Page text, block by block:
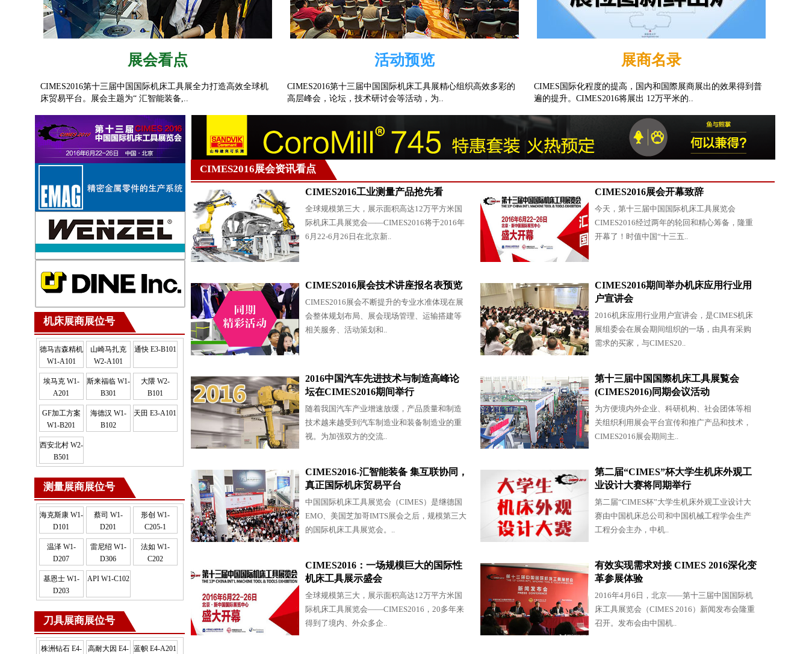
展会看点
CIMES2016第十三届中国国际机床工具展全力打造高效全球机
床贸易平台。展会主题为“ 汇智能装备,..
活动预览
CIMES2016第十三届中国国际机床工具展精心组织高效多彩的
高层峰会，论坛，技术研讨会等活动，为..
展商名录
CIMES国际化程度的提高，国内和国際展商展出的效果得到普
遍的提升。CIMES2016将展出 12万平米的..
CIMES2016展会资讯看点
CIMES2016工业测量产品抢先看
全球规模第三大，展示面积高达12万平方米国
际机床工具展览会——CIMES2016将于2016年
6月22-6月26日在北京新..
CIMES2016展会开幕致辞
今天，第十三届中国国际机床工具展览会
CIMES2016经过两年的轮回和精心筹备，隆重
开幕了！时值中国“十三五..
CIMES2016展会技术讲座报名表预览
CIMES2016展会不断提升的专业水准体现在展
会整体规划布局、展会现场管理、运输搭建等
相关服务、活动策划和..
CIMES2016期间举办机床应用行业用
户宣讲会
2016机床应用行业用户宣讲会，是CIMES机床
展组委会在展会期间组织的一场，由具有采购
需求的买家，与CIMES20..
2016中国汽车先进技术与制造高峰论
坛在CIMES2016期间举行
随着我国汽车产业增速放缓，产品质量和制造
技术越来越受到汽车制造业和装备制造业的重
视。为加强双方的交流..
第十三届中国国際机床工具展覧会
(CIMES2016)同期会议活动
为方便境内外企业、科研机构、社会团体等相
关组织利用展会平台宣传和推广产品和技术，
CIMES2016展会期间主..
CIMES2016-汇智能装备 集互联协同，
真正国际机床贸易平台
中国国际机床工具展览会（CIMES）是继德国
EMO、美国芝加哥IMTS展会之后，规模第三大
的国际机床工具展览会。..
第二届“CIMES”杯大学生机床外观工
业设计大赛将同期举行
第二届“CIMES杯”大学生机床外观工业设计大
赛由中国机床总公司和中国机械工程学会生产
工程分会主办，中机..
CIMES2016：一场规模巨大的国际性
机床工具展示盛会
全球规模第三大，展示面积高达12万平方米国
际机床工具展览会——CIMES2016，20多年来
得到了境内、外众多企..
有效实现需求对接 CIMES 2016深化变
革参展体验
2016年4月6日，北京——第十三届中国国际机
床工具展览会（CIMES 2016）新闻发布会隆重
召开。发布会由中国机..
机床展商展位号
德马吉森精机
W1-A101
山崎马扎克
W2-A101
通快 E3-B101
埃马克 W1-
A201
斯来福临 W1-
B301
大隈 W2-
B101
GF加工方案
W1-B201
海德汉 W1-
B102
天田 E3-A101
西安北村 W2-
B501
测量展商展位号
海克斯康 W1-
D101
蔡司 W1-
D201
形创 W1-
C205-1
温泽 W1-
D207
雷尼绍 W1-
D306
法如 W1-
C202
基恩士 W1-
D203
API W1-C102
刀具展商展位号
株洲钻石 E4-
高耐大因 E4-
蓝帜 E4-A201